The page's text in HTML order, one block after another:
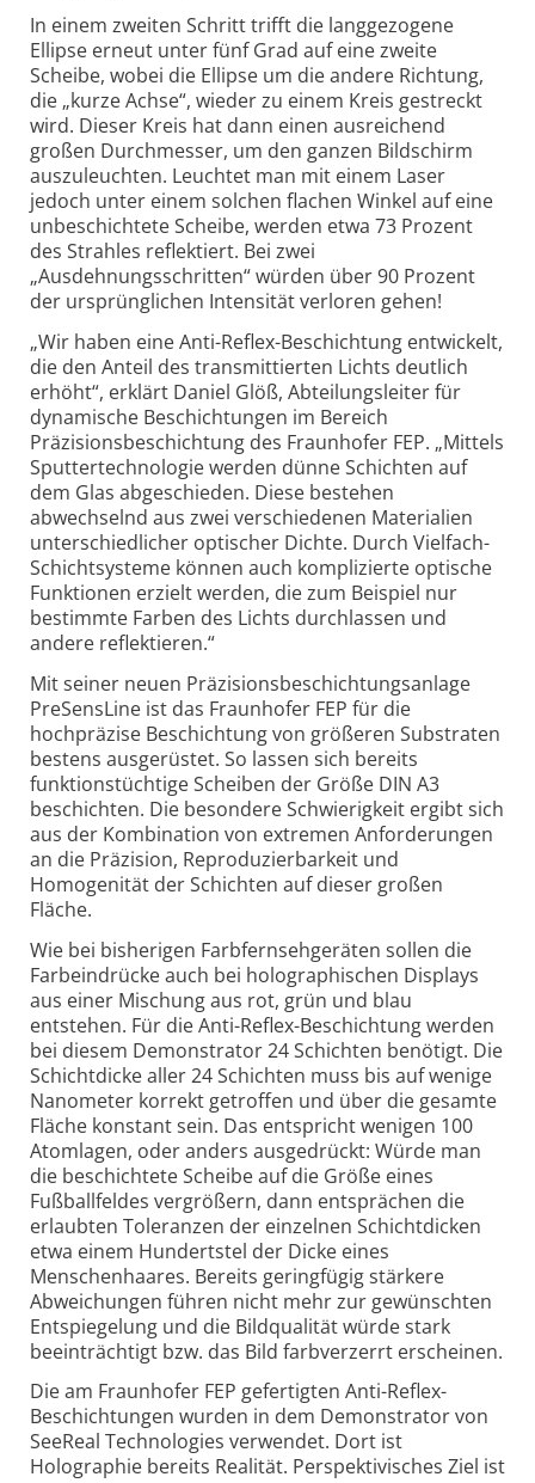
In einem zweiten Schritt trifft die langgezogene
Ellipse erneut unter fünf Grad auf eine zweite
Scheibe, wobei die Ellipse um die andere Richtung,
die „kurze Achse“, wieder zu einem Kreis gestreckt
wird. Dieser Kreis hat dann einen ausreichend
großen Durchmesser, um den ganzen Bildschirm
auszuleuchten. Leuchtet man mit einem Laser
jedoch unter einem solchen flachen Winkel auf eine
unbeschichtete Scheibe, werden etwa 73 Prozent
des Strahles reflektiert. Bei zwei
„Ausdehnungsschritten“ würden über 90 Prozent
der ursprünglichen Intensität verloren gehen!
„Wir haben eine Anti-Reflex-Beschichtung entwickelt,
die den Anteil des transmittierten Lichts deutlich
erhöht“, erklärt Daniel Glöß, Abteilungsleiter für
dynamische Beschichtungen im Bereich
Präzisionsbeschichtung des Fraunhofer FEP. „Mittels
Sputtertechnologie werden dünne Schichten auf
dem Glas abgeschieden. Diese bestehen
abwechselnd aus zwei verschiedenen Materialien
unterschiedlicher optischer Dichte. Durch Vielfach-
Schichtsysteme können auch komplizierte optische
Funktionen erzielt werden, die zum Beispiel nur
bestimmte Farben des Lichts durchlassen und
andere reflektieren.“
Mit seiner neuen Präzisionsbeschichtungsanlage
PreSensLine ist das Fraunhofer FEP für die
hochpräzise Beschichtung von größeren Substraten
bestens ausgerüstet. So lassen sich bereits
funktionstüchtige Scheiben der Größe DIN A3
beschichten. Die besondere Schwierigkeit ergibt sich
aus der Kombination von extremen Anforderungen
an die Präzision, Reproduzierbarkeit und
Homogenität der Schichten auf dieser großen
Fläche.
Wie bei bisherigen Farbfernsehgeräten sollen die
Farbeindrücke auch bei holographischen Displays
aus einer Mischung aus rot, grün und blau
entstehen. Für die Anti-Reflex-Beschichtung werden
bei diesem Demonstrator 24 Schichten benötigt. Die
Schichtdicke aller 24 Schichten muss bis auf wenige
Nanometer korrekt getroffen und über die gesamte
Fläche konstant sein. Das entspricht wenigen 100
Atomlagen, oder anders ausgedrückt: Würde man
die beschichtete Scheibe auf die Größe eines
Fußballfeldes vergrößern, dann entsprächen die
erlaubten Toleranzen der einzelnen Schichtdicken
etwa einem Hundertstel der Dicke eines
Menschenhaares. Bereits geringfügig stärkere
Abweichungen führen nicht mehr zur gewünschten
Entspiegelung und die Bildqualität würde stark
beeinträchtigt bzw. das Bild farbverzerrt erscheinen.
Die am Fraunhofer FEP gefertigten Anti-Reflex-
Beschichtungen wurden in dem Demonstrator von
SeeReal Technologies verwendet. Dort ist
Holographie bereits Realität. Perspektivisches Ziel ist